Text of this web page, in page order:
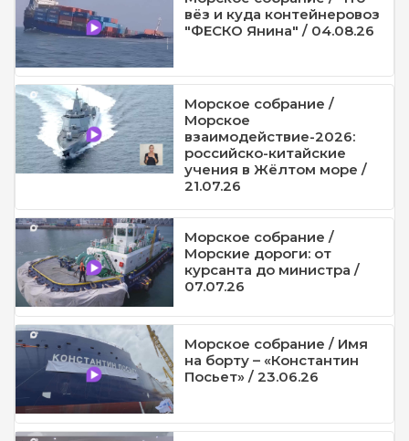
вёз и куда контейнеровоз
"ФЕСКО Янина" / 04.08.26
Морское собрание /
Морское
взаимодействие-2026:
российско-китайские
учения в Жёлтом море /
21.07.26
Морское собрание /
Морские дороги: от
курсанта до министра /
07.07.26
Морское собрание / Имя
на борту – «Константин
Посьет» / 23.06.26